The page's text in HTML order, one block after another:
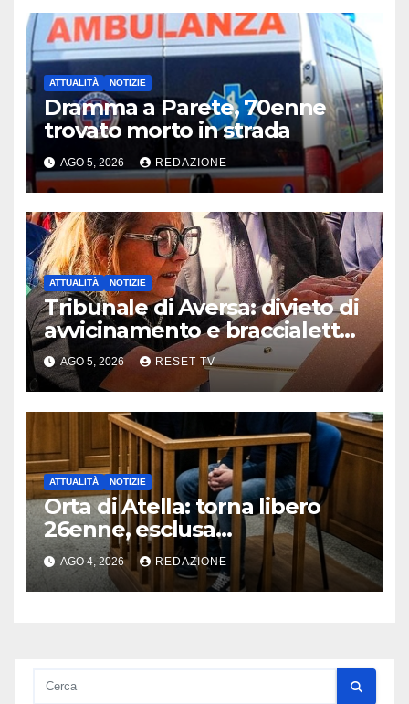
ATTUALITÀ NOTIZIE
Dramma a Parete, 70enne
trovato morto in strada
AGO 5, 2026 REDAZIONE
ATTUALITÀ NOTIZIE
Tribunale di Aversa: divieto di
avvicinamento e braccialetto
per i genitori di Martina
Carbonaro
AGO 5, 2026 RESET TV
ATTUALITÀ NOTIZIE
Orta di Atella: torna libero
26enne, esclusa
l’associazione per delinquere
AGO 4, 2026 REDAZIONE